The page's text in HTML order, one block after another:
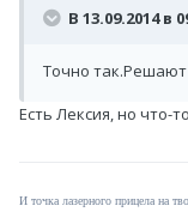
В 13.09.2014 в
Точно так.Решают
Есть Лексия, но что-
И точка лазерного прицела на